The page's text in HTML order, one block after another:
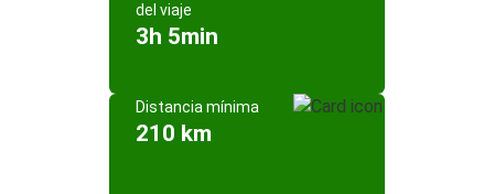
del viaje
3h 5min
Distancia mínima
210 km